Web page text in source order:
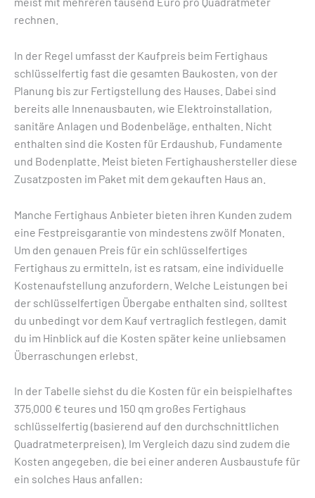
rechnen.
In der Regel umfasst der Kaufpreis beim Fertighaus
schlüsselfertig fast die gesamten Baukosten, von der
Planung bis zur Fertigstellung des Hauses. Dabei sind
bereits alle Innenausbauten, wie Elektroinstallation,
sanitäre Anlagen und Bodenbeläge, enthalten. Nicht
enthalten sind die Kosten für Erdaushub, Fundamente
und Bodenplatte. Meist bieten Fertighaushersteller diese
Zusatzposten im Paket mit dem gekauften Haus an.
Manche Fertighaus Anbieter bieten ihren Kunden zudem
eine Festpreisgarantie von mindestens zwölf Monaten.
Um den genauen Preis für ein schlüsselfertiges
Fertighaus zu ermitteln, ist es ratsam, eine individuelle
Kostenaufstellung anzufordern. Welche Leistungen bei
der schlüsselfertigen Übergabe enthalten sind, solltest
du unbedingt vor dem Kauf vertraglich festlegen, damit
du im Hinblick auf die Kosten später keine unliebsamen
Überraschungen erlebst.
In der Tabelle siehst du die Kosten für ein beispielhaftes
375.000 € teures und 150 qm großes Fertighaus
schlüsselfertig (basierend auf den durchschnittlichen
Quadratmeterpreisen). Im Vergleich dazu sind zudem die
Kosten angegeben, die bei einer anderen Ausbaustufe für
ein solches Haus anfallen: